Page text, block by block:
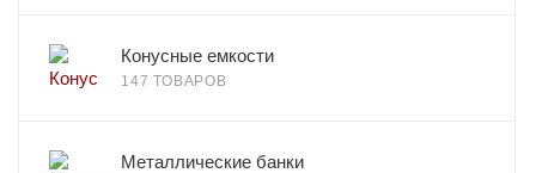
Конусные емкости
147 ТОВАРОВ
Металлические банки